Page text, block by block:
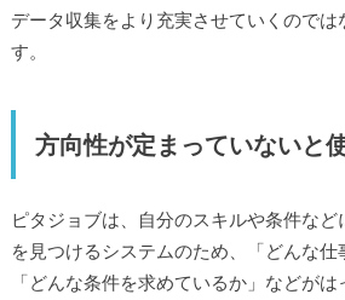
データ収集をより充実させていくのでは
す。
方向性が定まっていないと
ピタジョブは、自分のスキルや条件など
を見つけるシステムのため、「どんな仕
「どんな条件を求めているか」などが